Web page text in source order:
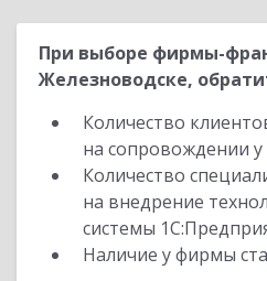
При выборе фирмы-
Железноводске,
Количество
на сопровождении
Количество
на внедрение
системы
Наличие у фирмы